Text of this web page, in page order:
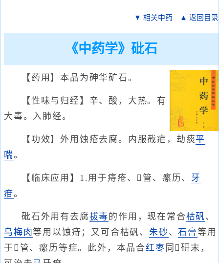
▼ 相关中药 ▲ 返回目录
《中药学》砒石
【药用】本品为砷华矿石。
【性味与归经】辛、酸，大热。有
大毒。入肺经。
【功效】外用蚀疮去腐。内服截疟，劫痰平
喘。
【临床应用】1.用于痔疮、管、瘰历、 牙
疳。
砒石外用有去腐拔毒 的作用，现在常合枯矾、
乌梅肉等用以蚀痔；又可合枯矾、朱砂 、石膏等用
于管、瘰历等症。此外，本品合红枣 同研末，